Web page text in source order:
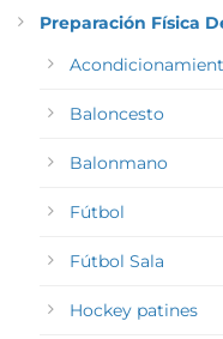
Preparación Física
Baloncesto
Balonmano
Fútbol
Fútbol Sala
Hockey patines